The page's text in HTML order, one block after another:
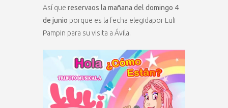
Así que reservaos la mañana del domingo 4
de junio porque es la fecha elegidapor Luli
Pampin para su visita a Ávila.